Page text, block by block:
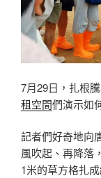
7月29日，扎根
租空間們演示如
記者們好奇地向
風吹起、再降落
1米的草方格扎